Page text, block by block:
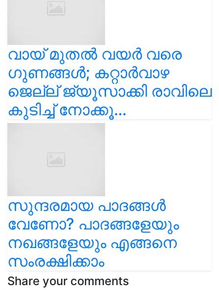
വായ് മുതൽ വയർ വരെ
ഗുണങ്ങൾ; കറ്റാർവാഴ
ജെല്ല് ജ്യൂസാക്കി രാവിലെ
കുടിച്ച് നോക്കൂ…
സുന്ദരമായ പാദങ്ങൾ
വേണോ? പാദങ്ങളേയും
നഖങ്ങളേയും എങ്ങനെ
സംരക്ഷിക്കാം
Share your comments